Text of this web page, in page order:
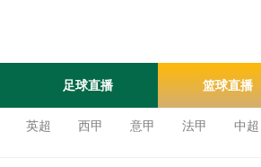
足球直播 篮球直播
英超 西甲 意甲 法甲 中超